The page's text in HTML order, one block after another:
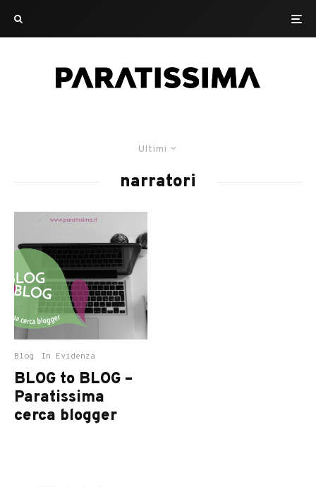
Ultimi
narratori
Blog In Evidenza
BLOG to BLOG –
Paratissima
cerca blogger